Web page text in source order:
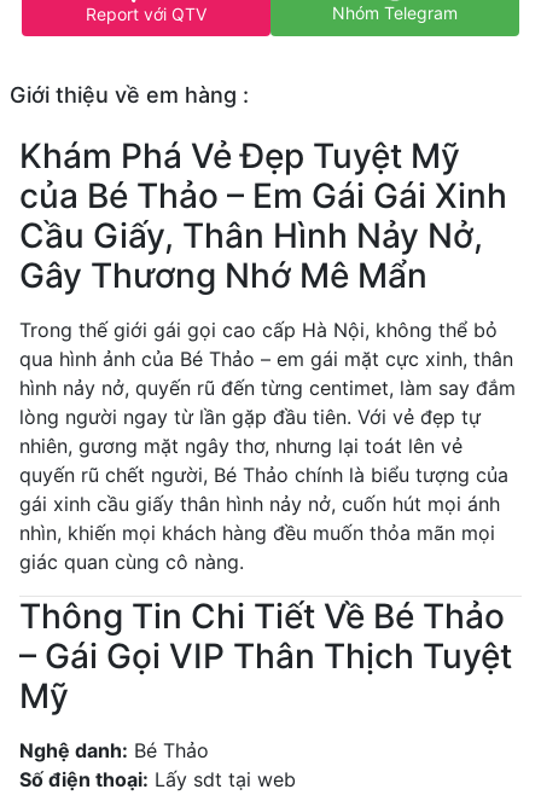
Report với QTV Nhóm Telegram
Giới thiệu về em hàng :
Khám Phá Vẻ Đẹp Tuyệt Mỹ
của Bé Thảo – Em Gái Gái Xinh
Cầu Giấy, Thân Hình Nảy Nở,
Gây Thương Nhớ Mê Mẩn
Trong thế giới gái gọi cao cấp Hà Nội, không thể bỏ
qua hình ảnh của Bé Thảo – em gái mặt cực xinh, thân
hình nảy nở, quyến rũ đến từng centimet, làm say đắm
lòng người ngay từ lần gặp đầu tiên. Với vẻ đẹp tự
nhiên, gương mặt ngây thơ, nhưng lại toát lên vẻ
quyến rũ chết người, Bé Thảo chính là biểu tượng của
gái xinh cầu giấy thân hình nảy nở, cuốn hút mọi ánh
nhìn, khiến mọi khách hàng đều muốn thỏa mãn mọi
giác quan cùng cô nàng.
Thông Tin Chi Tiết Về Bé Thảo
– Gái Gọi VIP Thân Thịch Tuyệt
Mỹ
Nghệ danh: Bé Thảo
Số điện thoại: Lấy sdt tại web